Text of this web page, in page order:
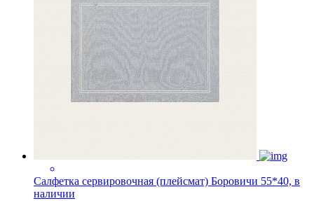
Салфетка сервировочная (плейсмат) Боровичи 55*40, в
наличии